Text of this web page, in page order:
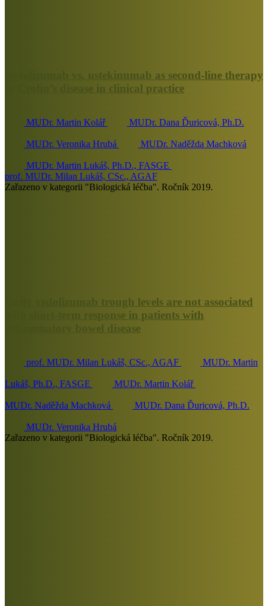
Vedolizumab vs. ustekinumab as second-line therapy
in Crohn’s disease in clinical practice
MUDr. Martin Kolář MUDr. Dana Ďuricová, Ph.D.
MUDr. Veronika Hrubá MUDr. Naděžda Machková
MUDr. Martin Lukáš, Ph.D., FASGE
prof. MUDr. Milan Lukáš, CSc., AGAF
Zařazeno v kategorii "Biologická léčba". Ročník 2019.
Early vedolizumab trough levels are not associated
with short-term response in patients with
inflammatory bowel disease
prof. MUDr. Milan Lukáš, CSc., AGAF MUDr. Martin
Lukáš, Ph.D., FASGE MUDr. Martin Kolář
MUDr. Naděžda Machková MUDr. Dana Ďuricová, Ph.D.
MUDr. Veronika Hrubá
Zařazeno v kategorii "Biologická léčba". Ročník 2019.